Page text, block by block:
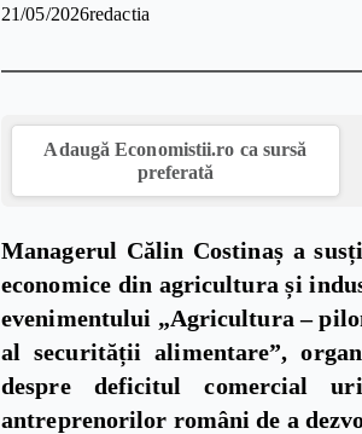
21/05/2026redactia
Adaugă Economistii.ro ca sursă
preferată
Managerul Călin Costinaș a
economice din agricultura și
evenimentului „Agricultura –
al securității alimentare”,
despre deficitul comercial
antreprenorilor români de a